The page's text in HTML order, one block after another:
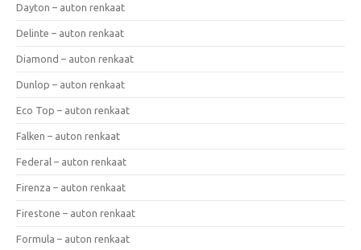
Dayton – auton renkaat
Delinte – auton renkaat
Diamond – auton renkaat
Dunlop – auton renkaat
Eco Top – auton renkaat
Falken – auton renkaat
Federal – auton renkaat
Firenza – auton renkaat
Firestone – auton renkaat
Formula – auton renkaat